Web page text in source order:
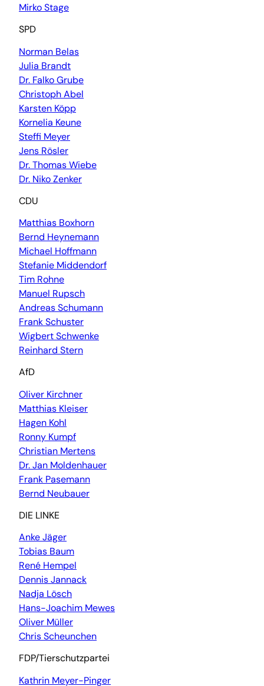
Mirko Stage
SPD
Norman Belas
Julia Brandt
Dr. Falko Grube
Christoph Abel
Karsten Köpp
Kornelia Keune
Steffi Meyer
Jens Rösler
Dr. Thomas Wiebe
Dr. Niko Zenker
CDU
Matthias Boxhorn
Bernd Heynemann
Michael Hoffmann
Stefanie Middendorf
Tim Rohne
Manuel Rupsch
Andreas Schumann
Frank Schuster
Wigbert Schwenke
Reinhard Stern
AfD
Oliver Kirchner
Matthias Kleiser
Hagen Kohl
Ronny Kumpf
Christian Mertens
Dr. Jan Moldenhauer
Frank Pasemann
Bernd Neubauer
DIE LINKE
Anke Jäger
Tobias Baum
René Hempel
Dennis Jannack
Nadja Lösch
Hans-Joachim Mewes
Oliver Müller
Chris Scheunchen
FDP/Tierschutzpartei
Kathrin Meyer-Pinger